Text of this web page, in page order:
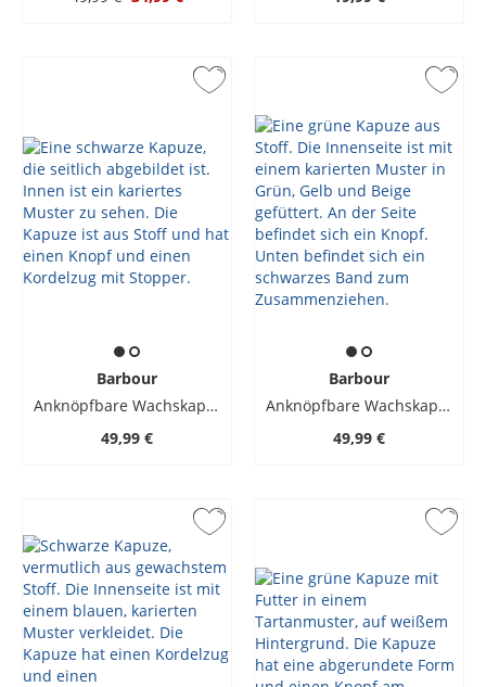
Barbour
Anknöpfbare Wachskapuze
49,99 €
Barbour
Anknöpfbare Wachskapuze
49,99 €